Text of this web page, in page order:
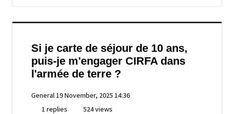
Si je carte de séjour de 10 ans,
puis-je m'engager CIRFA dans
l'armée de terre ?
General19 November, 2025 14:36
1 replies
524 views